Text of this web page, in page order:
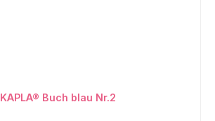
KAPLA® Buch blau Nr.2